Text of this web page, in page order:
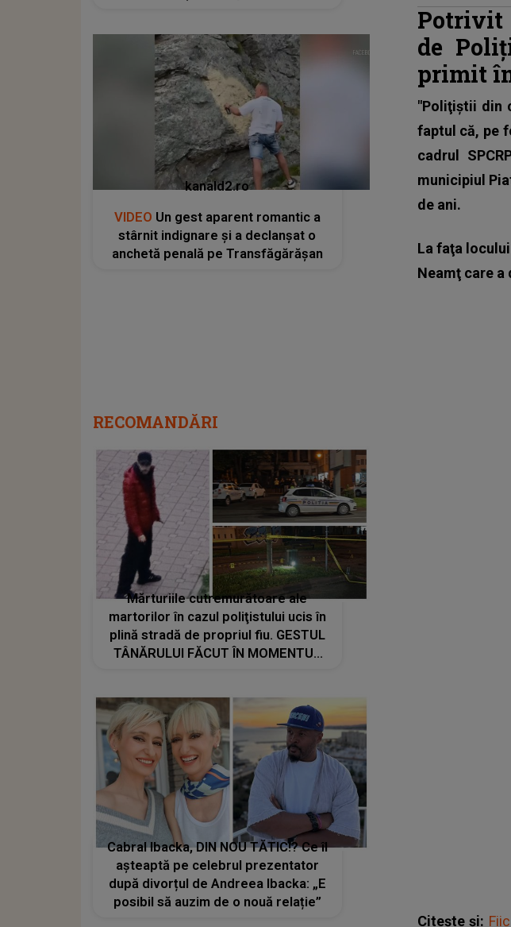
Potrivit
de
primit
"Poliţiştii din
faptul că, pe
cadrul
municipiul
de ani.
La faţa
Neamţ care a
Citește și:
kanald2.ro
VIDEO Un gest aparent romantic a
stârnit indignare și a declanșat o
anchetă penală pe Transfăgărășan
RECOMANDĂRI
Mărturiile cutremurătoare ale
martorilor în cazul poliţistului ucis în
plină stradă de propriul fiu. GESTUL
TÂNĂRULUI FĂCUT ÎN MOMENTUL
TRAGEDIEI
Cabral Ibacka, DIN NOU TĂTIC!? Ce îl
așteaptă pe celebrul prezentator
după divorțul de Andreea Ibacka: „E
posibil să auzim de o nouă relație”